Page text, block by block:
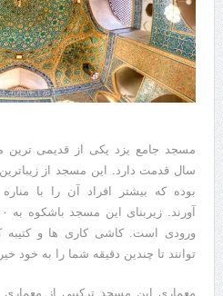
سال قدمت دارد. این مسجد از
بوده که بیشتر افراد آن را با
ورودی است. کاشی کاری ها و
توانند تا چندین دقیقه شما را به خود
معماری این مسجد ترکیبی از